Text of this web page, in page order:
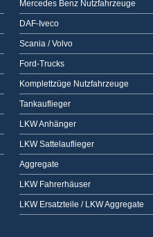
Mercedes Benz Nutzfahrzeuge
DAF-Iveco
Scania / Volvo
Ford-Trucks
Komplettzüge Nutzfahrzeuge
Tankauflieger
LKW Anhänger
LKW Sattelauflieger
Aggregate
LKW Fahrerhäuser
LKW Ersatzteile / LKW Aggregate